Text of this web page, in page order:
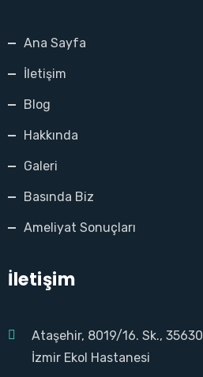
Ana Sayfa
İletişim
Blog
Hakkında
Galeri
Basında Biz
Ameliyat Sonuçları
İletişim
Ataşehir, 8019/16. Sk.,
İzmir Ekol Hastanesi